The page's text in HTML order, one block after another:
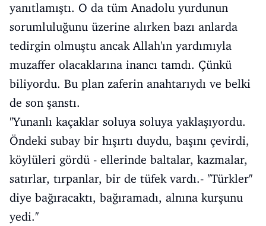
yanıtlamıştı. O da tüm Anadolu yurdunun
sorumluluğunu üzerine alırken bazı anlarda
tedirgin olmuştu ancak Allah'ın yardımıyla
muzaffer olacaklarına inancı tamdı. Çünkü
biliyordu. Bu plan zaferin anahtarıydı ve belki
de son şanstı.
''Yunanlı kaçaklar soluya soluya yaklaşıyordu.
Öndeki subay bir hışırtı duydu, başını çevirdi,
köylüleri gördü - ellerinde baltalar, kazmalar,
satırlar, tırpanlar, bir de tüfek vardı.- ''Türkler''
diye bağıracaktı, bağıramadı, alnına kurşunu
yedi.''